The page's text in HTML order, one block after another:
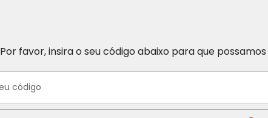
Por favor, insira o seu código abaixo para que